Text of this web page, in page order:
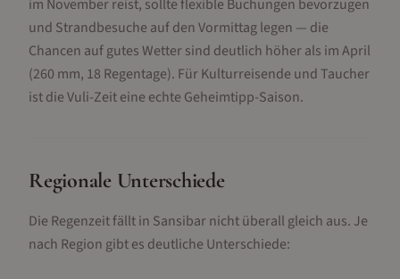
im November reist, sollte flexible Buchungen bevorzugen
und Strandbesuche auf den Vormittag legen — die
Chancen auf gutes Wetter sind deutlich höher als im April
(260 mm, 18 Regentage). Für Kulturreisende und Taucher
ist die Vuli-Zeit eine echte Geheimtipp-Saison.
Regionale Unterschiede
Die Regenzeit fällt in Sansibarnicht überall gleich aus. Je
nach Region gibt es deutliche Unterschiede: